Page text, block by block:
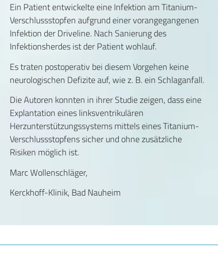
Ein Patient entwickelte eine Infektion am Titanium-
Verschlussstopfen aufgrund einer vorangegangenen
Infektion der Driveline. Nach Sanierung des
Infektionsherdes ist der Patient wohlauf.
Es traten postoperativ bei diesem Vorgehen keine
neurologischen Defizite auf, wie z. B. ein Schlaganfall.
Die Autoren konnten in ihrer Studie zeigen, dass eine
Explantation eines linksventrikulären
Herzunterstützungssystems mittels eines Titanium-
Verschlussstopfens sicher und ohne zusätzliche
Risiken möglich ist.
Marc Wollenschläger,
Kerckhoff-Klinik, Bad Nauheim